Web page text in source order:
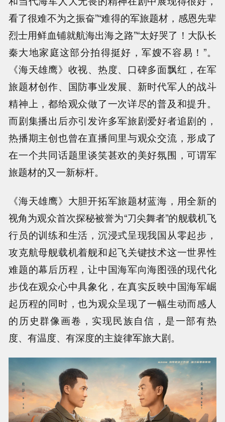
看了很难不为之振奋”“难得的军旅题材，感恩先辈
烈士用鲜血铺就航海出海之路”“太好哭了！大队长
秦大地家庭这部分拍得挺好，军嫂不容易！”。
《海天雄鹰》收视、热度、口碑多面飘红，在军
旅题材创作、国防事业发展、新时代军人的战斗
精神上，都给观众做了一次详尽的普及和提升。
而剧集播出后亦引发许多军旅剧爱好者追剧的，
热播期主创也曾在直播间里与观众交流，形成了
在一个共同话题里谈笑甚欢的美好氛围，可谓军
旅题材的又一新标杆。
《海天雄鹰》大胆开拓军旅题材蓝海，用全新的
视角为观众首次探秘被誉为“刀尖舞者”的舰载机飞
行员的训练和生活，沉浸式呈现我国从零起步，
攻克航母舰载机着舰和起飞关键技术这一世界性
难题的幕后历程，让中国海军向海图强的现代化
步伐在观众心中具象化，在真实反映中国海军崛
起历程的同时，也为观众呈现了一幅生动而感人
的历史群像画卷，实现民族自信，是一部有热
度、有温度、有深度的主旋律军旅大剧。